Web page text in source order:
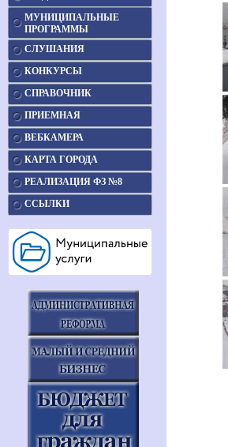
МУНИЦИПАЛЬНЫЕ
ПРОГРАММЫ
СЛУШАНИЯ
КОНКУРСЫ
СПРАВОЧНИК
ПРИЕМНАЯ
ВЕБКАМЕРА
КАРТА ГОРОДА
РЕАЛИЗАЦИЯ ФЗ №8
ССЫЛКИ